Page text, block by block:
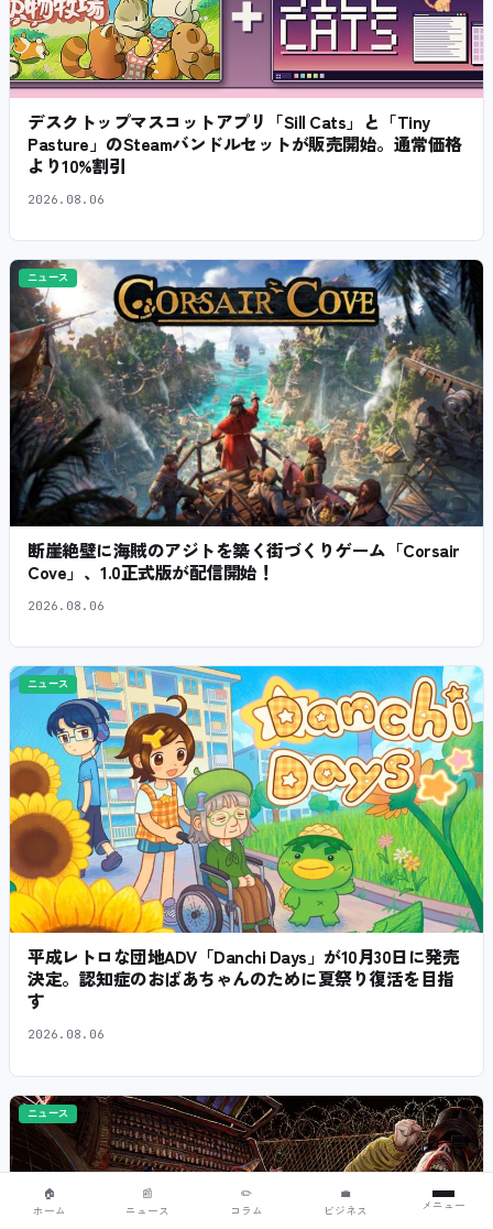
デスクトップマスコットアプリ「Sill Cats」と「Tiny
Pasture」のSteamバンドルセットが販売開始。通常価格
より10%割引
2026.08.06
ニュース
断崖絶壁に海賊のアジトを築く街づくりゲーム「Corsair
Cove」、1.0正式版が配信開始！
2026.08.06
ニュース
平成レトロな団地ADV「Danchi Days」が10月30日に発売
決定。認知症のおばあちゃんのために夏祭り復活を目指
す
2026.08.06
ニュース
🏠
ホーム
📰
ニュース
✏️
コラム
💼
ビジネス
メニュー